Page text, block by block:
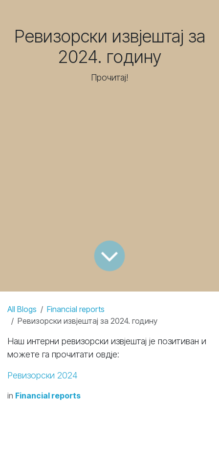
Ревизорски извјештај за
2024. годину
Прочитај!
All Blogs
Financial reports
Ревизорски извјештај за 2024. годину
Наш интерни ревизорски извјештај је позитиван и
можете га прочитати овдје:
Ревизорски 2024
in Financial reports